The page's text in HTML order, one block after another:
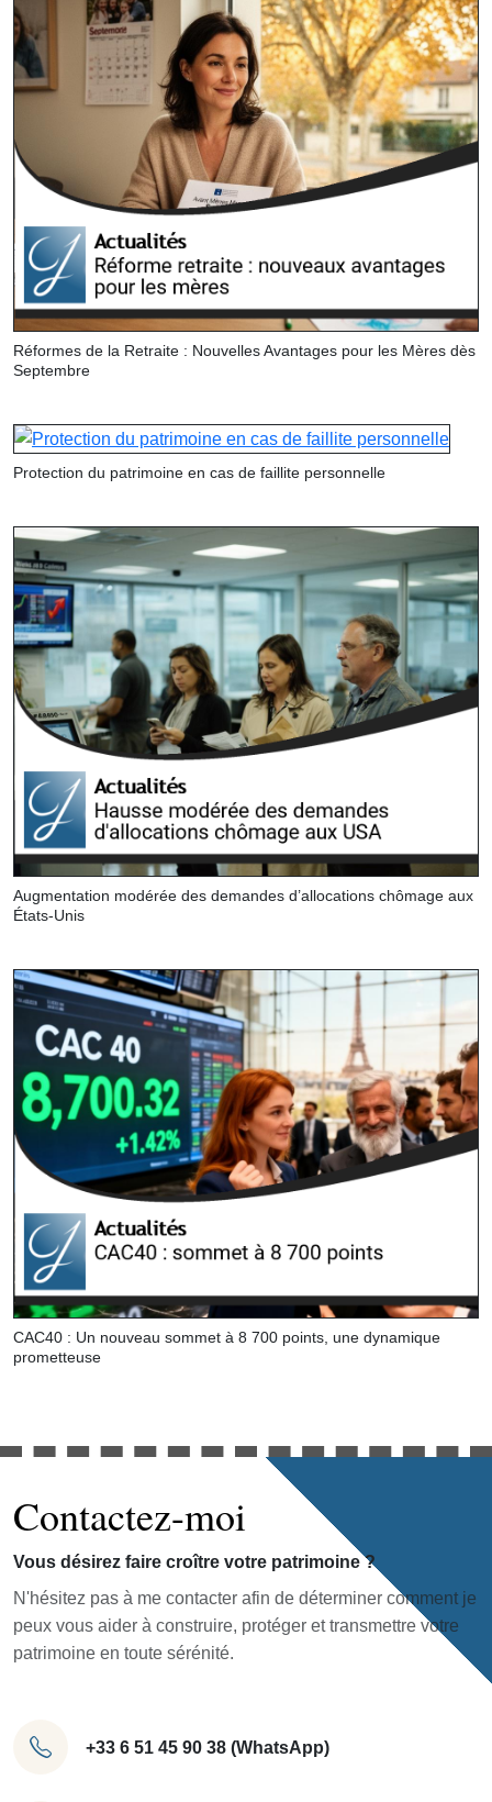
Réformes de la Retraite : Nouvelles Avantages pour les Mères dès
Septembre
Protection du patrimoine en cas de faillite personnelle
Augmentation modérée des demandes d’allocations chômage aux
États-Unis
CAC40 : Un nouveau sommet à 8 700 points, une dynamique
prometteuse
Contactez-moi
Vous désirez faire croître votre patrimoine ?
N'hésitez pas à me contacter afin de déterminer comment je
peux vous aider à construire, protéger et transmettre votre
patrimoine en toute sérénité.
+33 6 51 45 90 38 (WhatsApp)